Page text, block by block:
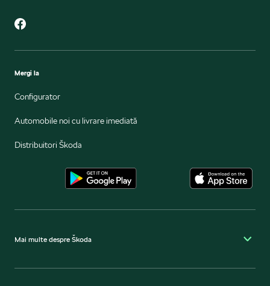
Mergi la
Configurator
Automobile noi cu livrare imediată
Distribuitori Škoda
Mai multe despre Škoda